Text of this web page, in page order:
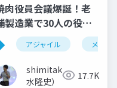
肉役員会議爆誕！老
製造業で30人の役員
手に「アジャイルと
美味しい焼肉を食べ
こと」とプレゼンし
話
アジャイル メタフ
shimitaka（清
水隆史）
17.7K